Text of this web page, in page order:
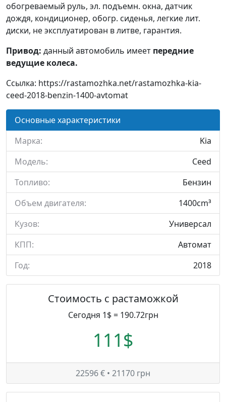
обогреваемый руль, эл. подъемн. окна, датчик
дождя, кондиционер, обогр. сиденья, легкие лит.
диски, не эксплуатирован в литве, гарантия.
Привод: данный автомобиль имеет передние
ведущие колеса.
Ссылка: https://rastamozhka.net/rastamozhka-kia-
ceed-2018-benzin-1400-avtomat
Основные характеристики
Марка:
Kia
Модель:
Ceed
Топливо:
Бензин
Объем двигателя:
1400cm³
Кузов:
Универсал
КПП:
Автомат
Год:
2018
Стоимость с растаможкой
Сегодня 1$ = 190.72грн
111$
22596 € • 21170 грн